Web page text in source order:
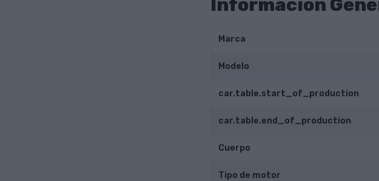
Informacion
Marca
Modelo
car.table.start_of_production
car.table.end_of_production
Cuerpo
Tipo de motor